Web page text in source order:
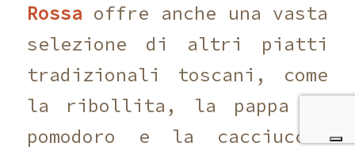
Rossa offre anche una vasta
selezione di altri piatti
tradizionali toscani, come
la ribollita, la pappa al
pomodoro e la cacciucco.